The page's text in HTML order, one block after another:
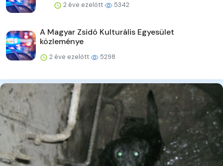
2 éve ezelőtt 5342
A Magyar Zsidó Kulturális Egyesület
közleménye
2 éve ezelőtt 5298